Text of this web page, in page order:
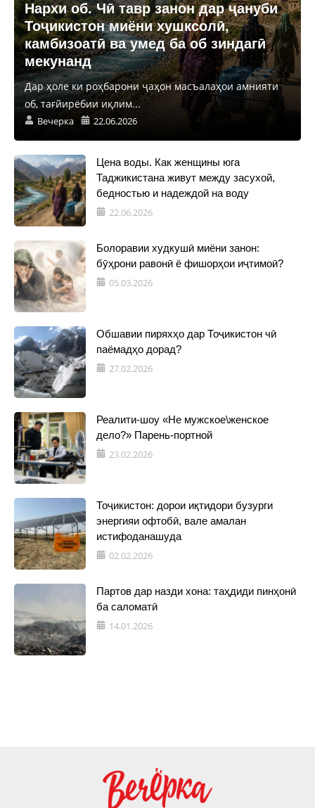
Нархи об. Чӣ тавр занон дар ҷануби
Тоҷикистон миёни хушксолӣ,
камбизоатӣ ва умед ба об зиндагӣ
мекунанд
Дар ҳоле ки роҳбарони ҷаҳон масъалаҳои амнияти
об, тағйирёбии иқлим...
Вечерка 22.06.2026
Цена воды. Как женщины юга
Таджикистана живут между засухой,
бедностью и надеждой на воду
22.06.2026
Болоравии худкушӣ миёни занон:
бӯҳрони равонӣ ё фишорҳои иҷтимоӣ?
05.03.2026
Обшавии пиряхҳо дар Тоҷикистон чӣ
паёмадҳо дорад?
27.02.2026
Реалити-шоу «Не мужское\женское
дело?» Парень-портной
23.02.2026
Тоҷикистон: дорои иқтидори бузурги
энергияи офтобӣ, вале амалан
истифоданашуда
02.02.2026
Партов дар назди хона: таҳдиди пинҳонӣ
ба саломатӣ
14.01.2026